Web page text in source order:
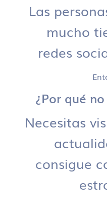
Las
mucho
redes
¿Por qué
Necesitas
consigue